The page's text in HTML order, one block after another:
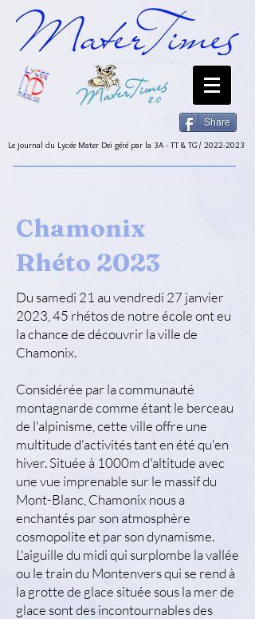
Share
Le journal du Lycée Mater Dei géré par la 3A - TT & TG / 2022-2023
Chamonix
Rhéto 2023
Du samedi 21 au vendredi 27 janvier
2023, 45 rhétos de notre école ont eu
la chance de découvrir la ville de
Chamonix.
Considérée par la communauté
montagnarde comme étant le berceau
de l'alpinisme, cette ville offre une
multitude d'activités tant en été qu'en
hiver. Située à 1000m d'altitude avec
une vue imprenable sur le massif du
Mont-Blanc, Chamonix nous a
enchantés par son atmosphère
cosmopolite et par son dynamisme.
L'aiguille du midi qui surplombe la vallée
ou le train du Montenvers qui se rend à
la grotte de glace située sous la mer de
glace sont des incontournables des